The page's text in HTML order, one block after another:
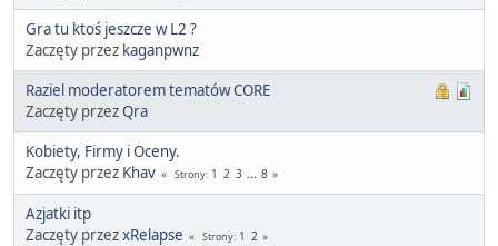
Gra tu ktoś jeszcze w L2 ?
Zaczęty przez kaganpwnz
Raziel moderatorem tematów CORE
Zaczęty przezQra
Kobiety, Firmy i Oceny.
Zaczęty przez Khav Strony 1 2 3 ... 8
Azjatki itp
Zaczęty przezxRelapse Strony 1 2